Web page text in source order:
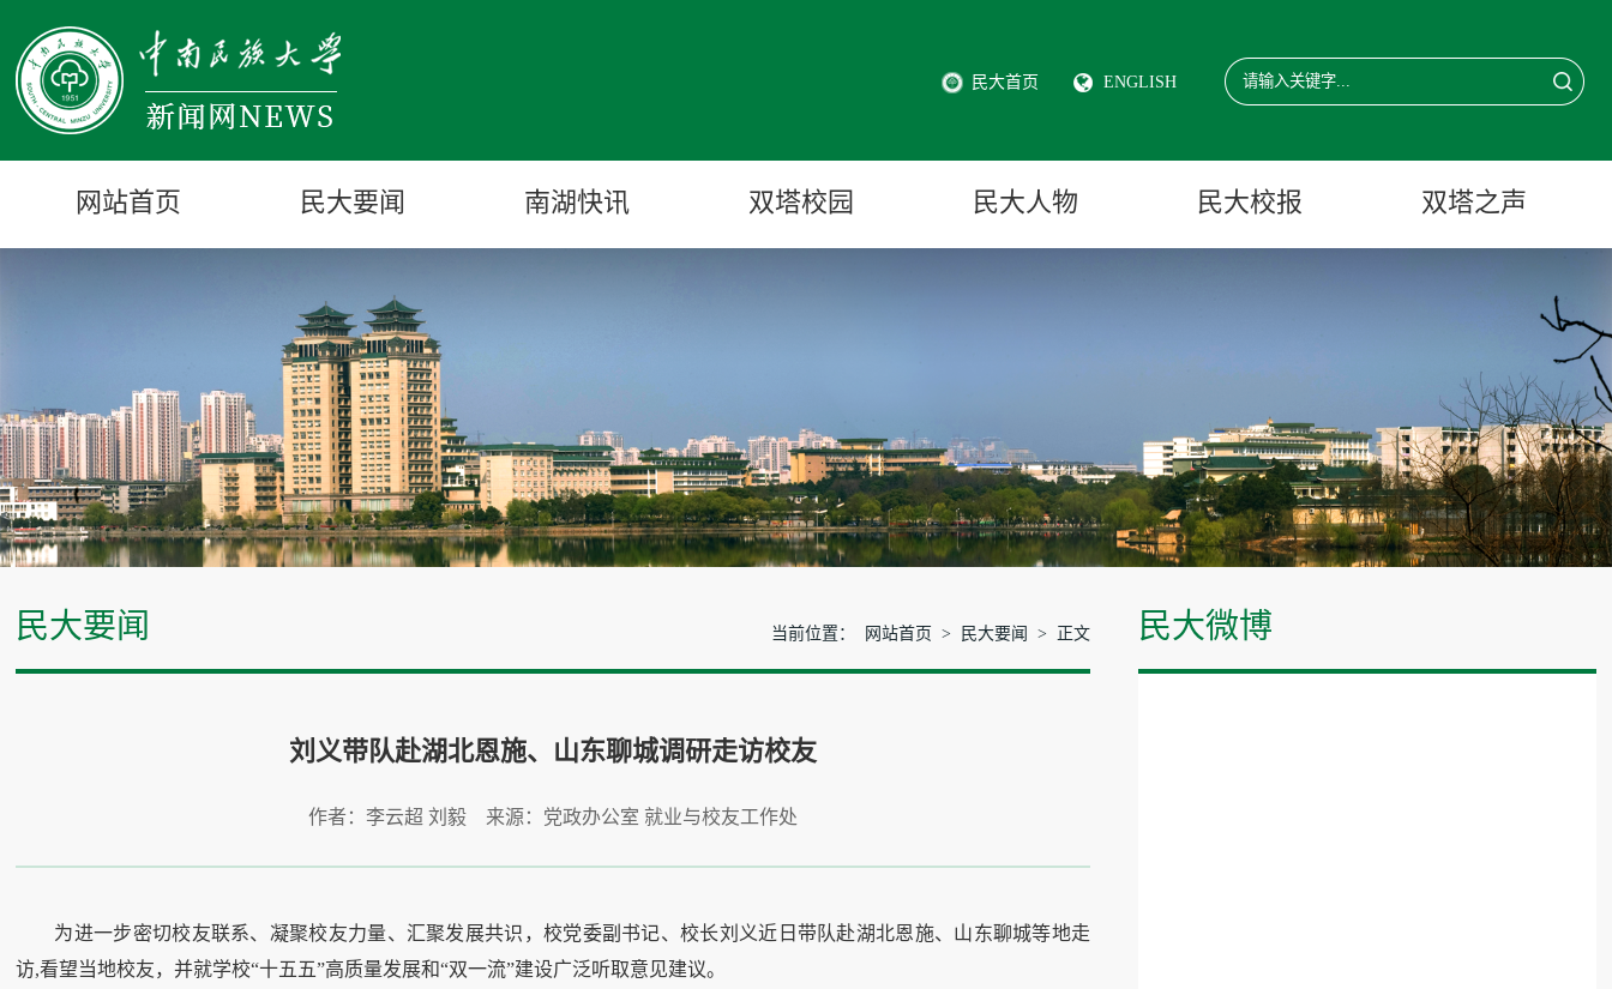
民大首页 ENGLISH
网站首页 民大要闻 南湖快讯 双塔校园 民大人物 民大校报 双塔之声
民大要闻 当前位置： 网站首页 > 民大要闻 > 正文
刘义带队赴湖北恩施、山东聊城调研走访校友
作者：李云超 刘毅 来源：党政办公室 就业与校友工作处
为进一步密切校友联系、凝聚校友力量、汇聚发展共识，校党委副书记、校长刘义近日带队赴湖北恩施、山东聊城等地走
访,看望当地校友，并就学校“十五五”高质量发展和“双一流”建设广泛听取意见建议。
民大微博